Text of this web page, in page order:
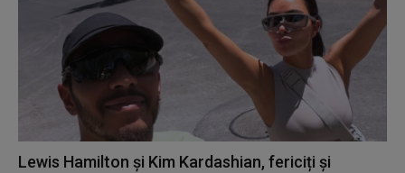
Lewis Hamilton și Kim Kardashian, fericiți și